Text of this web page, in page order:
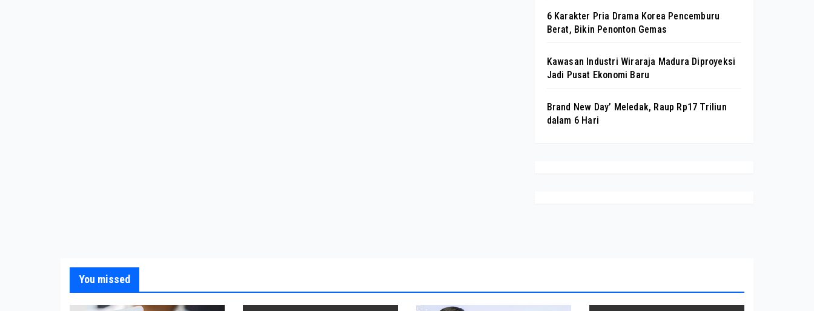
6 Karakter Pria Drama Korea Pencemburu
Berat, Bikin Penonton Gemas
Kawasan Industri Wiraraja Madura Diproyeksi
Jadi Pusat Ekonomi Baru
Brand New Day’ Meledak, Raup Rp17 Triliun
dalam 6 Hari
You missed